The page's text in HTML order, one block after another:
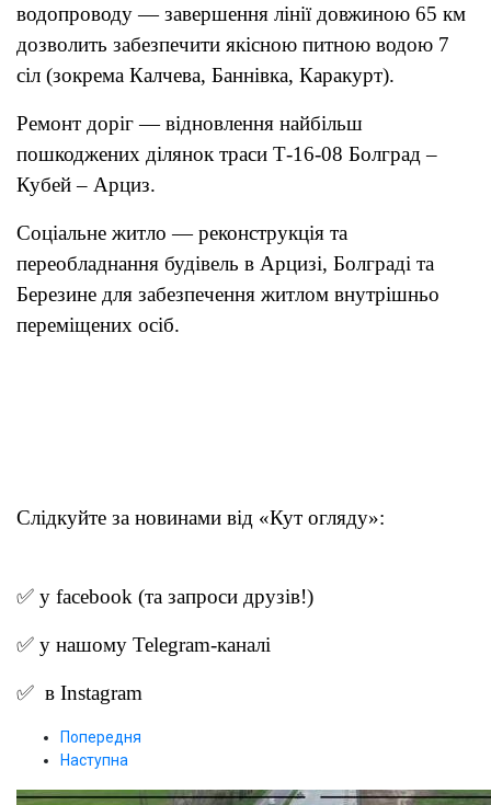
водопроводу — завершення лінії довжиною 65 км
дозволить забезпечити якісною питною водою 7
сіл (зокрема Калчева, Баннівка, Каракурт).
Ремонт доріг — відновлення найбільш
пошкоджених ділянок траси Т-16-08 Болград –
Кубей – Арциз.
Соціальне житло — реконструкція та
переобладнання будівель в Арцизі, Болграді та
Березине для забезпечення житлом внутрішньо
переміщених осіб.
Слідкуйте за новинами від «Кут огляду»:
✅ у facebook (та запроси друзів!)
✅ у нашому Telegram-каналі
✅ в Instagram
Попередня
Наступна